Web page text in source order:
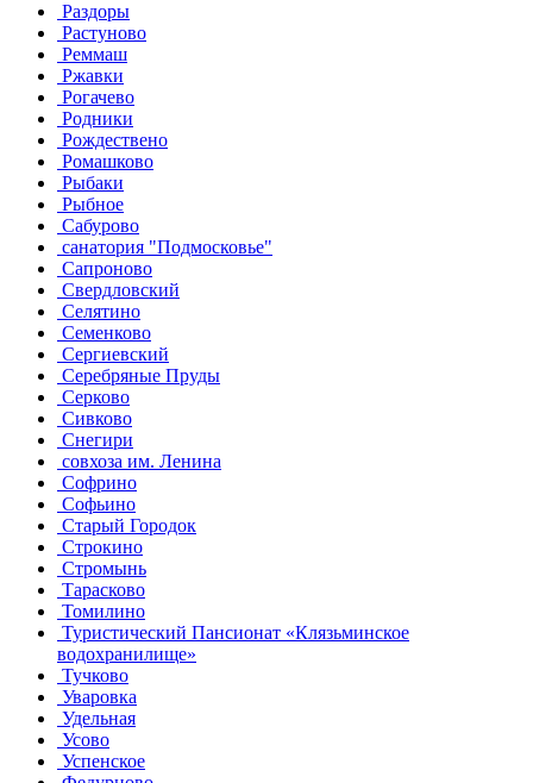
Раздоры
Растуново
Реммаш
Ржавки
Рогачево
Родники
Рождествено
Ромашково
Рыбаки
Рыбное
Сабурово
санатория "Подмосковье"
Сапроново
Свердловский
Селятино
Семенково
Сергиевский
Серебряные Пруды
Серково
Сивково
Снегири
совхоза им. Ленина
Софрино
Софьино
Старый Городок
Строкино
Стромынь
Тарасково
Томилино
Туристический Пансионат «Клязьминское
водохранилище»
Тучково
Уваровка
Удельная
Усово
Успенское